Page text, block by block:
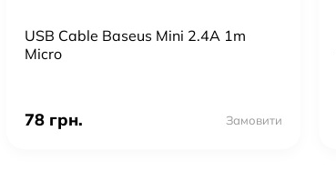
USB Cable Baseus Mini 2.4A 1m
Micro
78 грн. Замовити